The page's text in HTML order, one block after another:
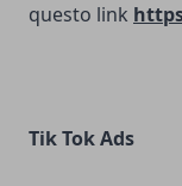
questo link
Tik Tok Ads